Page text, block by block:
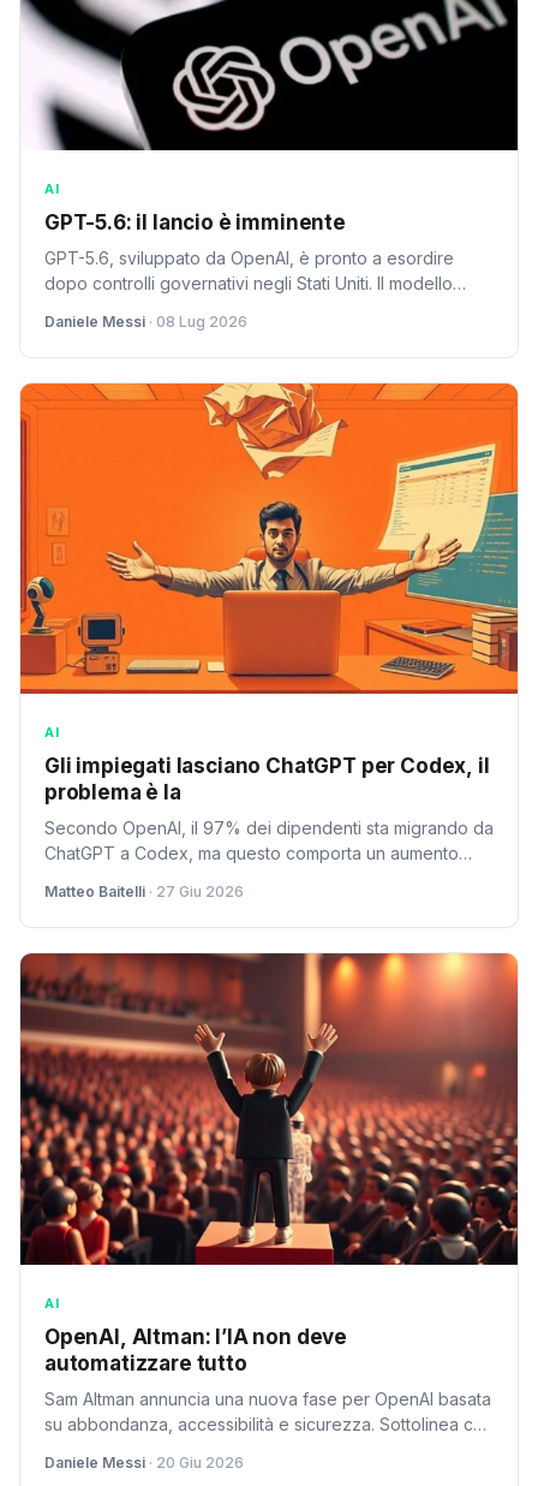
AI
GPT-5.6: il lancio è imminente
GPT-5.6, sviluppato da OpenAI, è pronto a esordire
dopo controlli governativi negli Stati Uniti. Il modello
luglio 2026.
Daniele Messi · 08 Lug 2026
AI
Gli impiegati lasciano ChatGPT per Codex, il
problema è la
Secondo OpenAI, il 97% dei dipendenti sta migrando da
ChatGPT a Codex, ma questo comporta un aumento
Matteo Baitelli · 27 Giu 2026
AI
OpenAI, Altman: l’IA non deve
automatizzare tutto
Sam Altman annuncia una nuova fase per OpenAI basata
su abbondanza, accessibilità e sicurezza. Sottolinea che
consapevoli.
Daniele Messi · 20 Giu 2026